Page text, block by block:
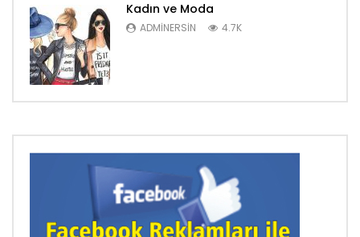
Kadın ve Moda
ADMINERSIN 4.7K